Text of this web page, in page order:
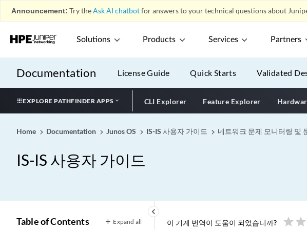
Announcement: Try theAsk AI chatbotfor answers to your technical questions about
Solutions Products Services Partners
Documentation License Guide Quick Starts Validated
EXPLORE PATHFINDER APPS CLI Explorer Feature Explorer
Home Documentation Junos OS IS-IS 사용자 가이드 네트워크 문제 모니터링 및
IS-IS 사용자 가이드
keyboard_arrow_left
Table of Contents Expand all 이 기계 번역이 도움이 되었습니까? star star